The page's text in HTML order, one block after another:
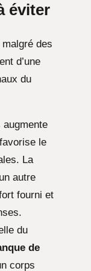
éviter
des
d’une
du
le
La
autre
fourni et
du
de
corps